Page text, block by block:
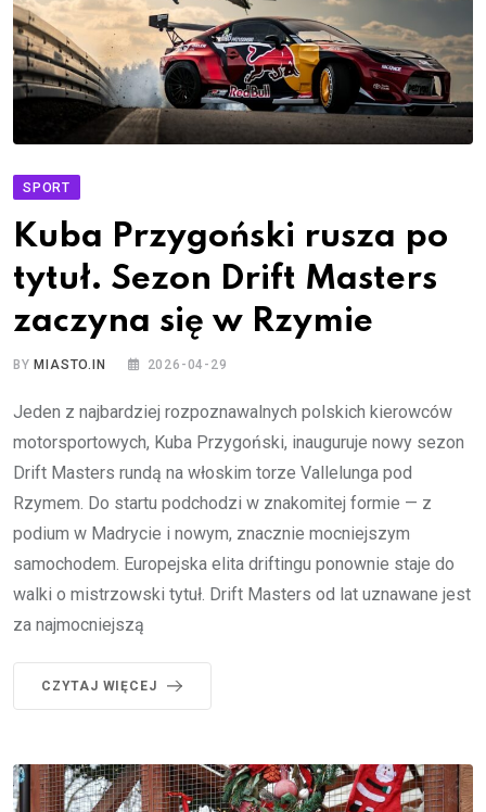
SPORT
Kuba Przygoński rusza po
tytuł. Sezon Drift Masters
zaczyna się w Rzymie
BY MIASTO.IN 2026-04-29
Jeden z najbardziej rozpoznawalnych polskich kierowców
motorsportowych, Kuba Przygoński, inauguruje nowy sezon
Drift Masters rundą na włoskim torze Vallelunga pod
Rzymem. Do startu podchodzi w znakomitej formie — z
podium w Madrycie i nowym, znacznie mocniejszym
samochodem. Europejska elita driftingu ponownie staje do
walki o mistrzowski tytuł. Drift Masters od lat uznawane jest
za najmocniejszą
CZYTAJ WIĘCEJ